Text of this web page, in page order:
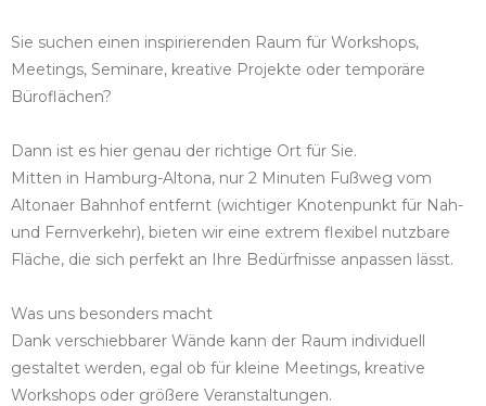
Sie suchen einen inspirierenden Raum für Workshops,
Meetings, Seminare, kreative Projekte oder temporäre
Büroflächen?
Dann ist es hier genau der richtige Ort für Sie.
Mitten in Hamburg-Altona, nur 2 Minuten Fußweg vom
Altonaer Bahnhof entfernt (wichtiger Knotenpunkt für Nah-
und Fernverkehr), bieten wir eine extrem flexibel nutzbare
Fläche, die sich perfekt an Ihre Bedürfnisse anpassen lässt.
Was uns besonders macht
Dank verschiebbarer Wände kann der Raum individuell
gestaltet werden, egal ob für kleine Meetings, kreative
Workshops oder größere Veranstaltungen.